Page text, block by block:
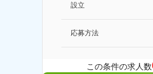
設立
応募方法
この条件の求人数